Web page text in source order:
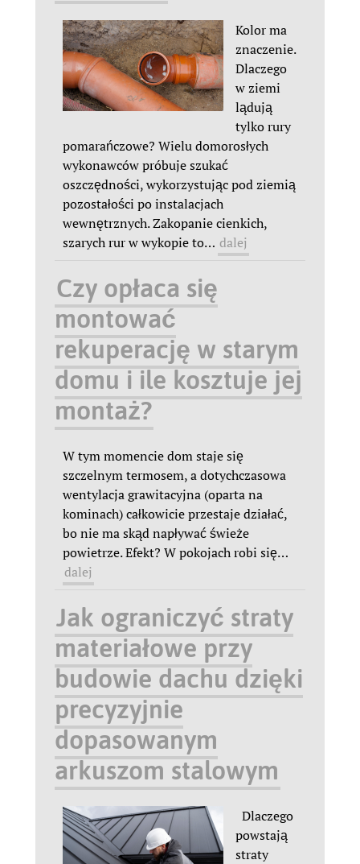
Kolor ma
znaczenie.
Dlaczego
w ziemi
lądują
tylko rury
pomarańczowe? Wielu domorosłych
wykonawców próbuje szukać
oszczędności, wykorzystując pod ziemią
pozostałości po instalacjach
wewnętrznych. Zakopanie cienkich,
szarych rur w wykopie to… dalej
Czy opłaca się
montować
rekuperację w starym
domu i ile kosztuje jej
montaż?
W tym momencie dom staje się
szczelnym termosem, a dotychczasowa
wentylacja grawitacyjna (oparta na
kominach) całkowicie przestaje działać,
bo nie ma skąd napływać świeże
powietrze. Efekt? W pokojach robi się…
dalej
Jak ograniczyć straty
materiałowe przy
budowie dachu dzięki
precyzyjnie
dopasowanym
arkuszom stalowym
Dlaczego
powstają
straty